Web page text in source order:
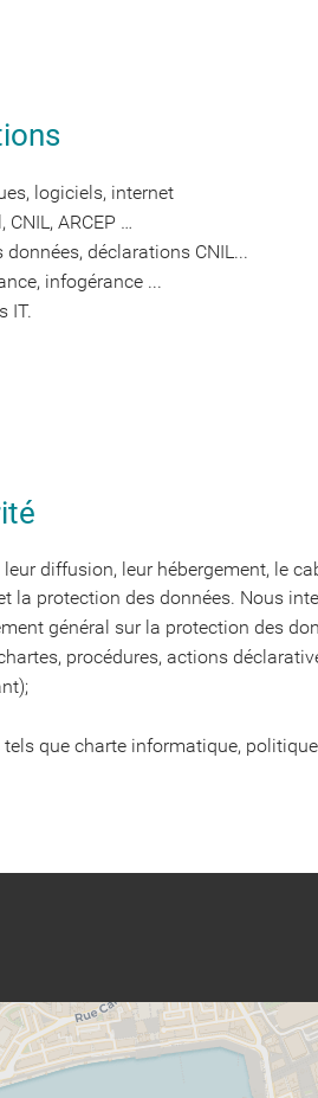
logiciels, internet
ARCEP …
déclarations CNIL...
infogérance ...
IT.
diffusion, leur hébergement, le
protection des données. Nous
général sur la protection des
procédures, actions
que charte informatique,